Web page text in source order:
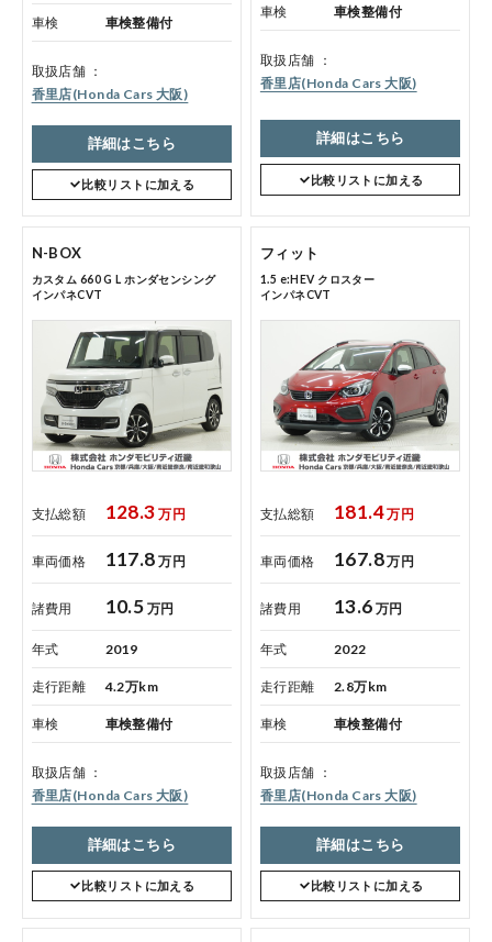
コーポレートサイト
点検・整備のご予約
各店舗へのお問い合わせ
コーポレートサイト
点検・整備のご予約
各店舗へのお問い合わせ
コーポレートサイト
車検 車検整備付
取扱店舗
香里店(Honda Cars 大阪)
詳細はこちら
比較リストに加える
車検 車検整備付
取扱店舗
香里店(Honda Cars 大阪)
詳細はこちら
比較リストに加える
N-BOX
カスタム 660 G L ホンダセンシング
インパネCVT
支払総額 128.3 万円
車両価格 117.8 万円
諸費用 10.5 万円
年式 2019
走行距離 4.2万km
車検 車検整備付
取扱店舗
香里店(Honda Cars 大阪)
詳細はこちら
比較リストに加える
フィット
1.5 e:HEV クロスター
インパネCVT
支払総額 181.4万円
車両価格 167.8万円
諸費用 13.6 万円
年式 2022
走行距離 2.8万km
車検 車検整備付
取扱店舗
香里店(Honda Cars 大阪)
詳細はこちら
比較リストに加える